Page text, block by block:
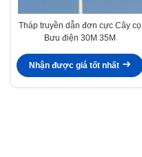
Tháp truyền dẫn đơn cực Cây cọ
Bưu điện 30M 35M
Nhận được giá tốt nhất